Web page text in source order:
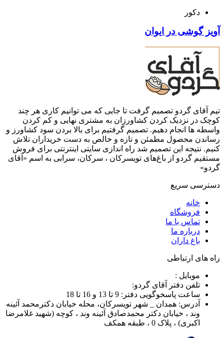
دکور
آویز گوشی در ایوان
تیم آقای گردو تصمیم گرفت تا جایی که می توانیم کاری هر چند
کوچک در نزدیک کردن کشاورزان به مشتری نهایی و کم کردن
واسطه ها انجام دهیم. تصمیم گرفتیم برای بالا بردن سود کشاورز و
رساندن محصول مطمئن و تازه و خالص به دست خریداران تلاش
کنیم. نتیجه این تصمیم شد راه اندازی سایتی اینترنتی برای فروش
مستقیم گردو از باغ‌های تویسرکان ، سرکان، سرابی به اسم «آقای
گردو»
دسترسی سریع
خانه
فروشگاه
تماس با ما
درباره ما
باغ داران
راه های ارتباطی
موبایل :
تلفن دفتر آقای گردو:
ساعت پاسخوگویی دفتر: 9 تا 13 و 16 تا 18
آدرس: همدان _ شهر تویسرکان، محله خیابان دکترمحمد آئینه
وند ، خیابان دکتر محمدصادق آئینه وند ، کوچه (شهید غلامرضا
اکبری) ، پلاک 0 ، طبقه همکف